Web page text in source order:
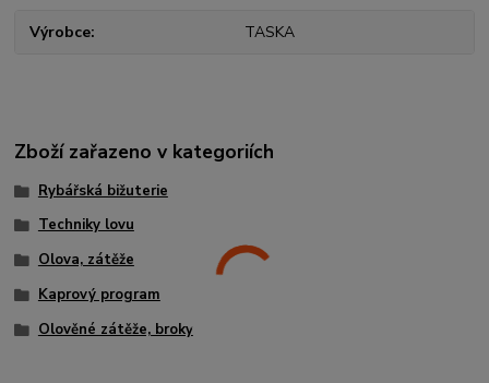
Výrobce TASKA
Zboží zařazeno v kategoriích
Rybářská bižuterie
Techniky lovu
Olova, zátěže
Kaprový program
Olověné zátěže, broky